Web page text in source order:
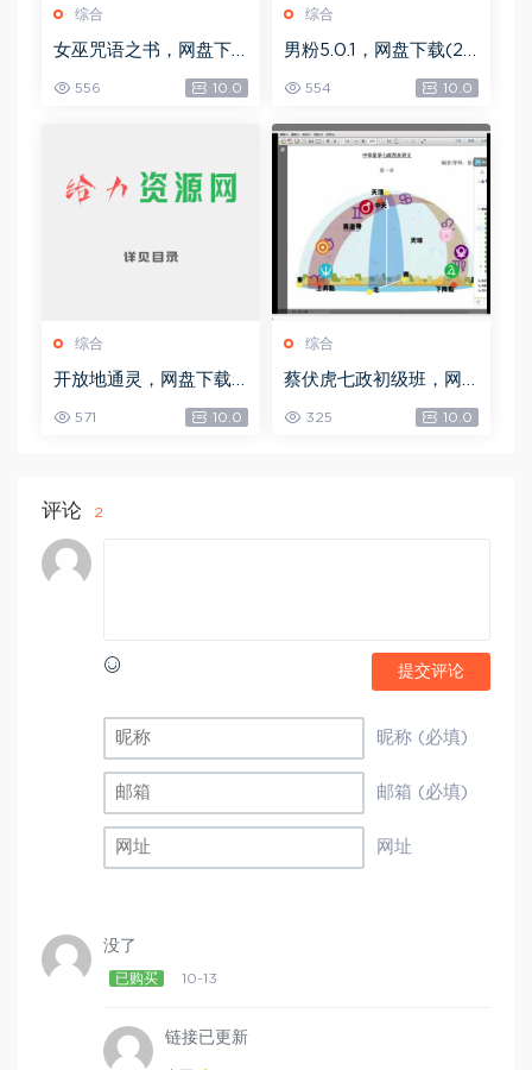
综合
女巫咒语之书，网盘下
556 10.0
综合
男粉5.0.1，网盘下载(25
554 10.0
综合
开放地通灵，网盘下载
571 10.0
综合
蔡伏虎七政初级班，网
325 10.0
评论 2
提交评论
昵称 (必填)
邮箱 (必填)
网址
没了
已购买 10-13
链接已更新